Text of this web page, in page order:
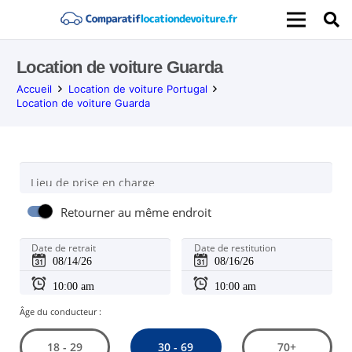
Location de voiture Guarda
Accueil
Location de voiture Portugal
Location de voiture Guarda
Lieu de prise en charge
Retourner au même endroit
Date de retrait Date de restitution
Âge du conducteur :
18 - 29 30 - 69 70+